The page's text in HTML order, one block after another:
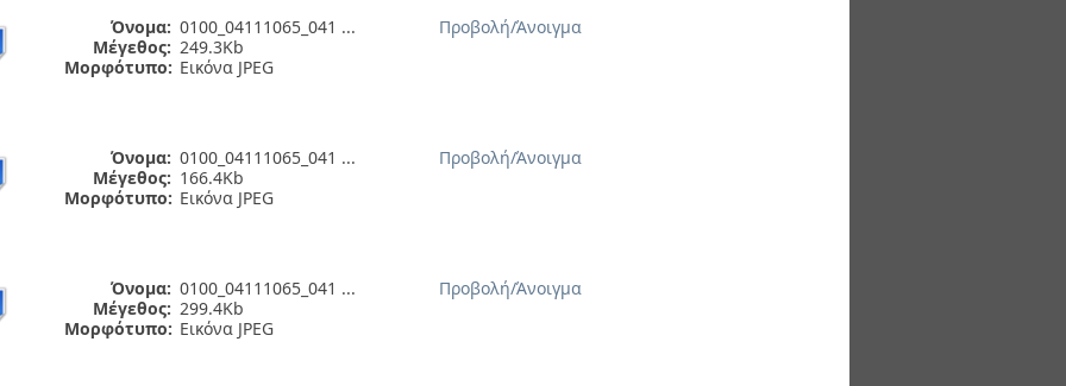
Όνομα: 0100_04111065_041 ...
Μέγεθος: 249.3Kb
Μορφότυπο: Εικόνα JPEG
Προβολή/Άνοιγμα
Όνομα: 0100_04111065_041 ...
Μέγεθος: 166.4Kb
Μορφότυπο: Εικόνα JPEG
Προβολή/Άνοιγμα
Όνομα: 0100_04111065_041 ...
Μέγεθος: 299.4Kb
Μορφότυπο: Εικόνα JPEG
Προβολή/Άνοιγμα